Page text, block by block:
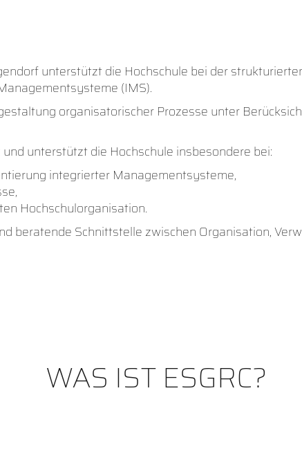
unterstützt die Hochschule bei der
(IMS).
organisatorischer Prozesse unter
unterstützt die Hochschule insbesondere bei:
integrierter Managementsysteme,
Hochschulorganisation.
beratende Schnittstelle zwischen Organisation,
WAS IST ESGRC?